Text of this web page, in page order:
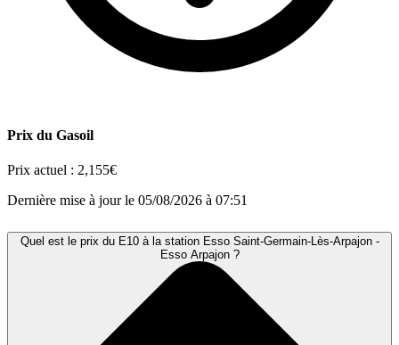
Prix du Gasoil
Prix actuel : 2,155€
Dernière mise à jour le 05/08/2026 à 07:51
Quel est le prix du E10 à la station Esso Saint-Germain-Lès-Arpajon -
Esso Arpajon ?